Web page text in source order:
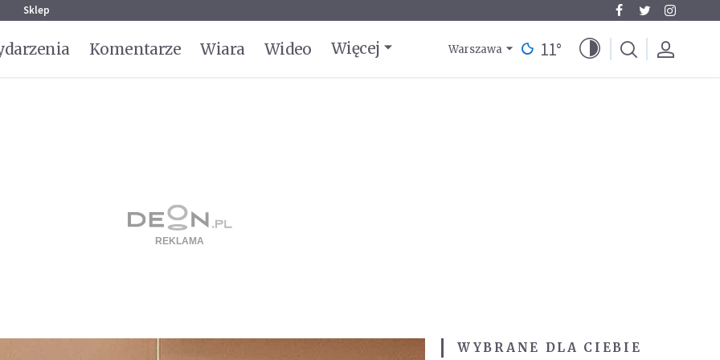
Sklep
Komentarze Wiara Wideo Więcej Warszawa 11°
WYBRANE DLA CIEBIE